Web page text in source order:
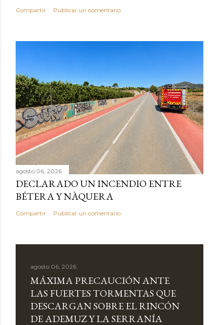
Compartir Publicar un comentario
agosto 06, 2026
DECLARADO UN INCENDIO ENTRE
BÉTERA Y NÀQUERA
Compartir Publicar un comentario
agosto 06, 2026
MÁXIMA PRECAUCIÓN ANTE
LAS FUERTES TORMENTAS QUE
DESCARGAN SOBRE EL RINCÓN
DE ADEMUZ Y LA SERRANÍA